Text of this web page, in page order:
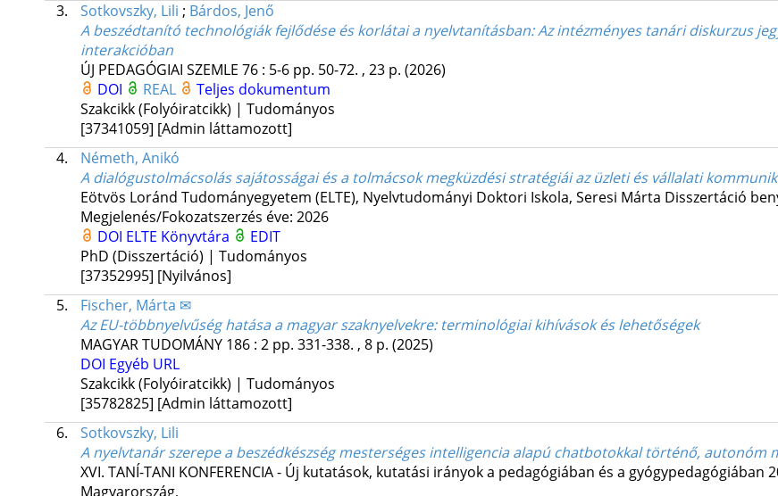
3.
Sotkovszky, Lili ; Bárdos, Jenő
A beszédtanító technológiák fejlődése és korlátai a nyelvtanításban: Az intézményes tanári diskurzus
interakcióban
ÚJ PEDAGÓGIAI SZEMLE 76: 5-6 pp. 50-72. , 23 p. (2026)
DOI
REAL
Teljes dokumentum
Szakcikk (Folyóiratcikk) | Tudományos
[37341059] [Admin láttamozott]
4.
Németh, Anikó
A dialógustolmácsolás sajátosságai és a tolmácsok megküzdési stratégiái az üzleti és vállalati
Eötvös Loránd Tudományegyetem (ELTE), Nyelvtudományi Doktori Iskola, Seresi Márta Disszertáció
Megjelenés/Fokozatszerzés éve: 2026
DOI ELTE Könyvtára
EDIT
PhD (Disszertáció) | Tudományos
[37352995] [Nyilvános]
5.
Fischer, Márta ✉
Az EU-többnyelvűség hatása a magyar szaknyelvekre: terminológiai kihívások és lehetőségek
MAGYAR TUDOMÁNY 186: 2 pp. 331-338. , 8 p. (2025)
DOI Egyéb URL
Szakcikk (Folyóiratcikk) | Tudományos
[35782825] [Admin láttamozott]
6.
Sotkovszky, Lili
A nyelvtanár szerepe a beszédkészség mesterséges intelligencia alapú chatbotokkal történő, autonóm
XVI. TANÍ-TANI KONFERENCIA - Új kutatások, kutatási irányok a pedagógiában és a gyógypedagógiában
Magyarország,